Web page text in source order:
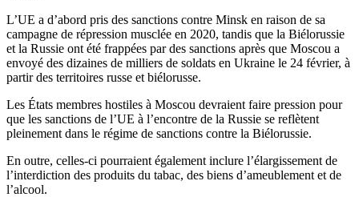
L’UE a d’abord pris des sanctions contre Minsk en raison de sa
campagne de répression musclée en 2020, tandis que la Biélorussie
et la Russie ont été frappées par des sanctions après que Moscou a
envoyé des dizaines de milliers de soldats en Ukraine le 24 février, à
partir des territoires russe et biélorusse.
Les États membres hostiles à Moscou devraient faire pression pour
que les sanctions de l’UE à l’encontre de la Russie se reflètent
pleinement dans le régime de sanctions contre la Biélorussie.
En outre, celles-ci pourraient également inclure l’élargissement de
l’interdiction des produits du tabac, des biens d’ameublement et de
l’alcool.